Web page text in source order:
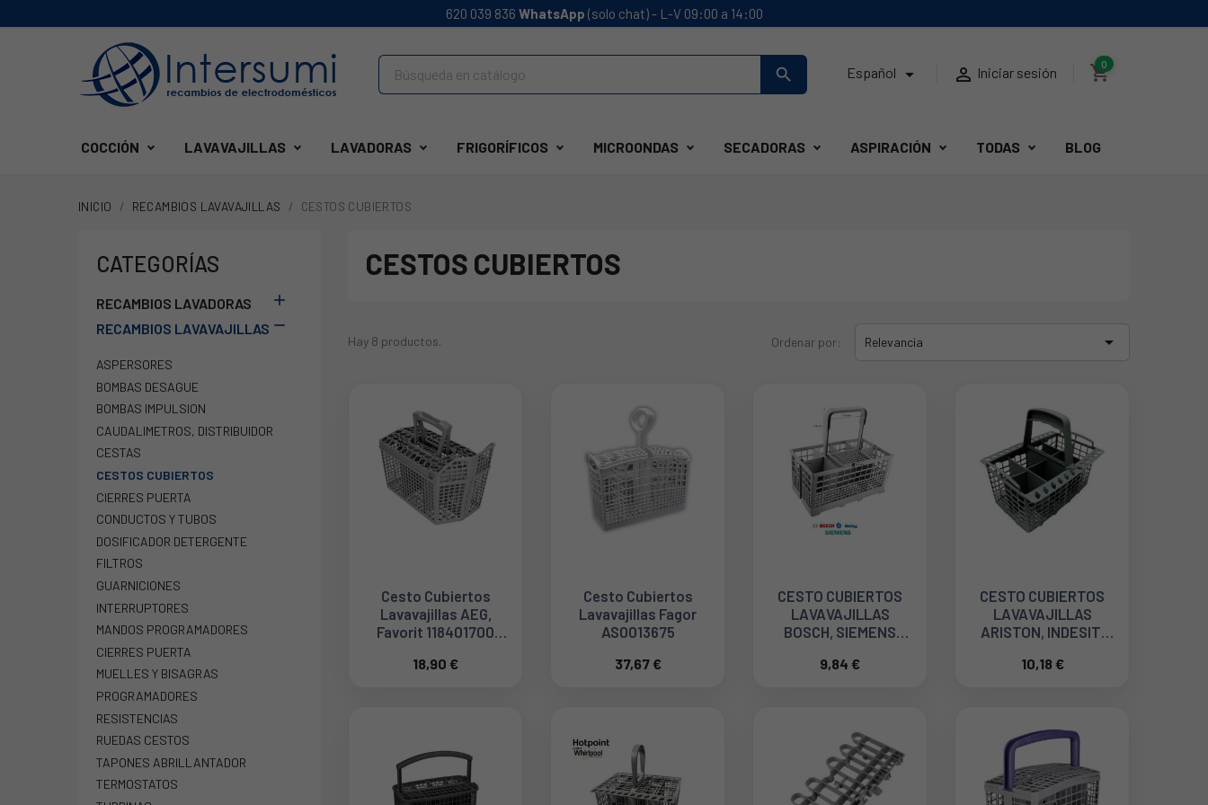
620 039 836 WhatsApp (solo chat) - L-V 09:00 a 14:00
search Español   Iniciar sesión shopping_cart
0
COCCIÓN LAVAVAJILLAS LAVADORAS FRIGORÍFICOS MICROONDAS SECADORAS ASPIRACIÓN TODAS BLOG
INICIO RECAMBIOS LAVAVAJILLAS CESTOS CUBIERTOS
CATEGORÍAS
RECAMBIOS LAVADORAS 
RECAMBIOS LAVAVAJILLAS 
ASPERSORES
BOMBAS DESAGUE
BOMBAS IMPULSION
CAUDALIMETROS, DISTRIBUIDOR
CESTAS
CESTOS CUBIERTOS
CIERRES PUERTA
CONDUCTOS Y TUBOS
DOSIFICADOR DETERGENTE
FILTROS
GUARNICIONES
INTERRUPTORES
MANDOS PROGRAMADORES
CIERRES PUERTA
MUELLES Y BISAGRAS
PROGRAMADORES
RESISTENCIAS
RUEDAS CESTOS
TAPONES ABRILLANTADOR
TERMOSTATOS
CESTOS CUBIERTOS
Hay 8 productos. Ordenar por: Relevancia 
Cesto Cubiertos
Lavavajillas AEG,
Favorit 118401700
18,90 €
Cesto Cubiertos
Lavavajillas Fagor
AS0013675
37,67 €
CESTO CUBIERTOS
LAVAVAJILLAS
BOSCH, SIEMENS
9,84 €
CESTO CUBIERTOS
LAVAVAJILLAS
ARISTON, INDESIT,
C00094297
10,18 €